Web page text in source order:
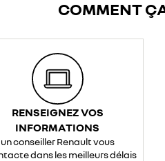
COMMENT
RENSEIGNEZ VOS
INFORMATIONS
un conseiller Renault vous
dans les meilleurs délais